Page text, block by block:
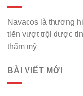
Navacos là thương
tiến vượt trội được
thẩm mỹ
BÀI VIẾT MỚI